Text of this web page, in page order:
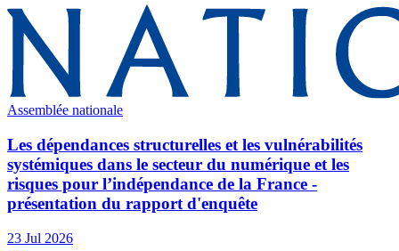
Assemblée nationale
Les dépendances structurelles et les vulnérabilités
systémiques dans le secteur du numérique et les
risques pour l’indépendance de la France -
présentation du rapport d'enquête
23 Jul 2026